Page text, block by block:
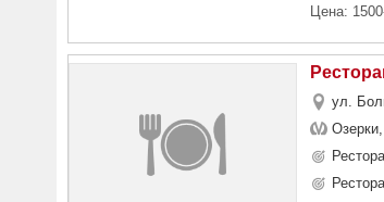
Цена:
ул.